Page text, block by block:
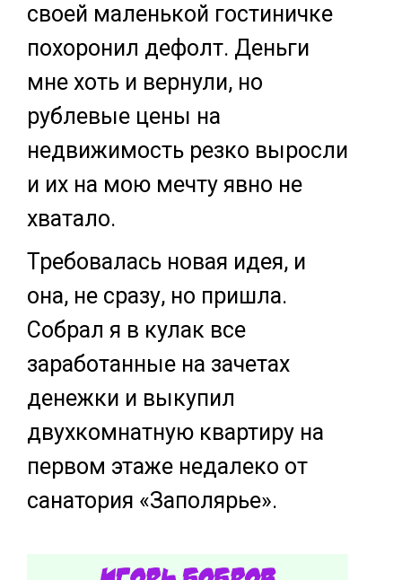
своей маленькой гостиничке
похоронил дефолт. Деньги
мне хоть и вернули, но
рублевые цены на
недвижимость резко выросли
и их на мою мечту явно не
хватало.
Требовалась новая идея, и
она, не сразу, но пришла.
Собрал я в кулак все
заработанные на зачетах
денежки и выкупил
двухкомнатную квартиру на
первом этаже недалеко от
санатория «Заполярье».